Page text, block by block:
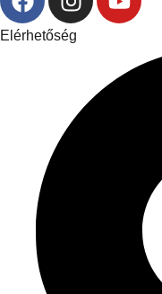
Elérhetőség